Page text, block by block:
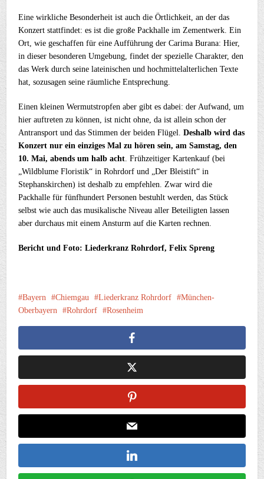
Eine wirkliche Besonderheit ist auch die Örtlichkeit, an der das
Konzert stattfindet: es ist die große Packhalle im Zementwerk. Ein
Ort, wie geschaffen für eine Aufführung der Carima Burana: Hier,
in dieser besonderen Umgebung, findet der spezielle Charakter, den
das Werk durch seine lateinischen und hochmittelalterlichen Texte
hat, sozusagen seine räumliche Entsprechung.
Einen kleinen Wermutstropfen aber gibt es dabei: der Aufwand, um
hier auftreten zu können, ist nicht ohne, da ist allein schon der
Antransport und das Stimmen der beiden Flügel.Deshalb wird das
Konzert nur ein einziges Mal zu hören sein, am Samstag, den
10. Mai, abends um halb acht. Frühzeitiger Kartenkauf (bei
„Wildblume Floristik“ in Rohrdorf und „Der Bleistift“ in
Stephanskirchen) ist deshalb zu empfehlen. Zwar wird die
Packhalle für fünfhundert Personen bestuhlt werden, das Stück
selbst wie auch das musikalische Niveau aller Beteiligten lassen
aber durchaus mit einem Ansturm auf die Karten rechnen.
Bericht und Foto: Liederkranz Rohrdorf, Felix Spreng
Bayern Chiemgau Liederkranz Rohrdorf
München-
Oberbayern
Rohrdorf Rosenheim